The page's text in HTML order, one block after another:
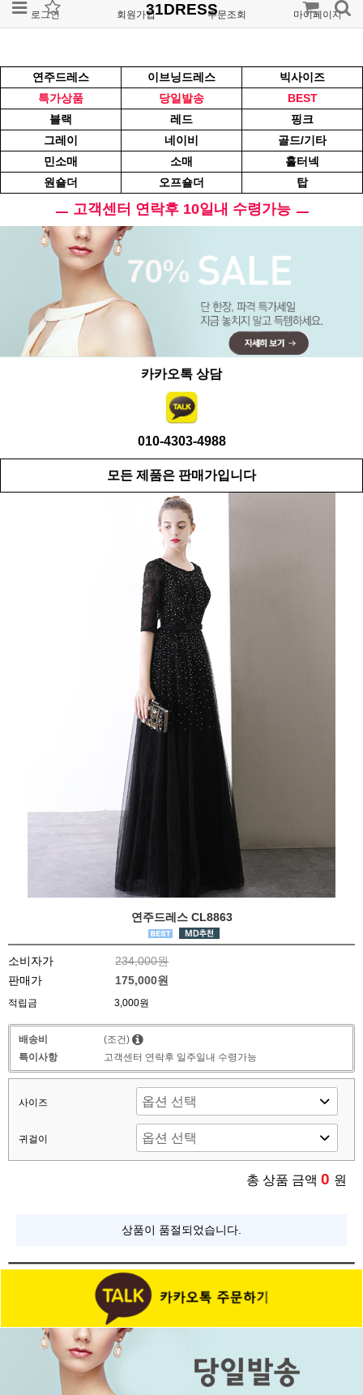
로그인 회원가입 주문조회 마이페이지
31DRESS
연주드레스 이브닝드레스
빅사이즈
특가상품
당일발송
BEST
블랙
레드
핑크
그레이
네이비
골드/기타
민소매
소매
홀터넥
원숄더
오프숄더 탑
ㅡ 고객센터 연락후 10일내 수령가능 ㅡ
카카오톡 상담
010-4303-4988
모든 제품은 판매가입니다
연주드레스 CL8863
소비자가
234,000원
판매가
175,000원
적립금 3,000원
배송비
(조건)
특이사항
고객센터 연락후 일주일내 수령가능
사이즈
귀걸이
총 상품 금액 0 원
상품이 품절되었습니다.